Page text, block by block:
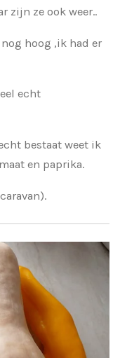
zijn ze ook weer..
hoog ,ik had er
echt
bestaat weet ik
en paprika.